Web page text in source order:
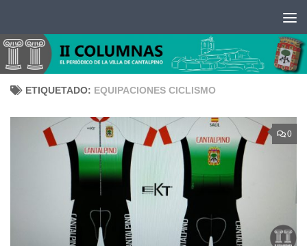
ETIQUETADO: EQUIPACIONES CICLISMO
0